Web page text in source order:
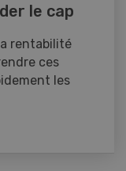
le cap
rentabilité
ces
les